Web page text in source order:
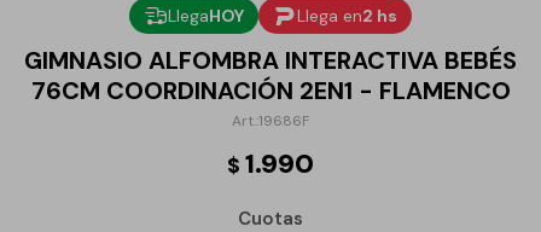
LlegaHOY Llega en2 hs
GIMNASIO ALFOMBRA INTERACTIVA BEBÉS
76CM COORDINACIÓN 2EN1 - FLAMENCO
19686F
$ 1.990
Cuotas